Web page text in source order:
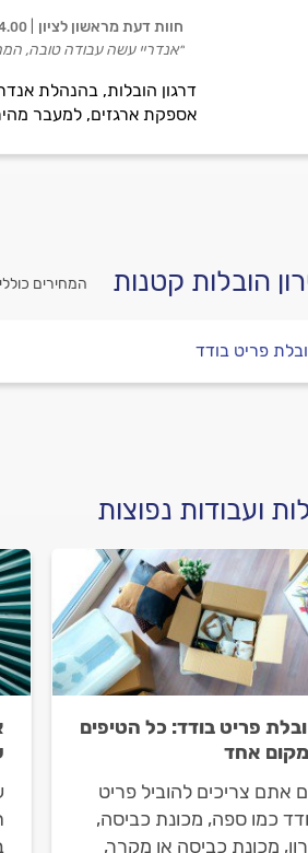
דרגון הובלות, בהנהלת
אספקת ארגזים, למעבר
חוות דעת מראשון לציון
״אנדריי עשה עבודה טובה,
הובלות קטנות המחירים
פריט בודד
ועבודות נפוצות
פריט בודד: כל הטיפים
אחד
אתם צריכים להוביל פריט
כמו ספה, מכונת כביסה,
מכונת כביסה או מקרר,